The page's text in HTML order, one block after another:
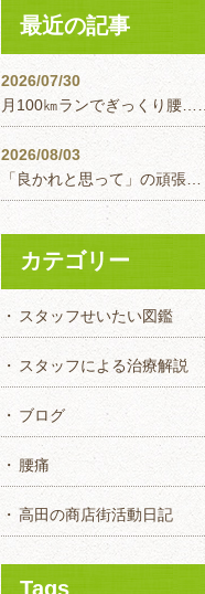
最近の記事
2026/07/30
月100㎞ランでぎっくり腰……
2026/08/03
「良かれと思って」の頑張…
カテゴリー
スタッフせいたい図鑑
スタッフによる治療解説
ブログ
腰痛
高田の商店街活動日記
Tags